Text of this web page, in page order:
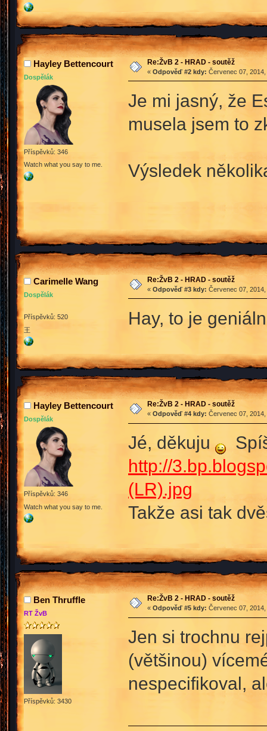
Hayley Bettencourt
Dospělák
Příspěvků: 346
Watch what you say to me.
Re:ŽvB 2 - HRAD - soutěž
« Odpověď #2 kdy: Červenec 07,
Je mi jasný, že
musela jsem to
Výsledek
Carimelle Wang
Dospělák
Příspěvků: 520
王
Re:ŽvB 2 - HRAD - soutěž
« Odpověď #3 kdy: Červenec 07,
Hay, to je
Hayley Bettencourt
Dospělák
Příspěvků: 346
Watch what you say to me.
Re:ŽvB 2 - HRAD - soutěž
« Odpověď #4 kdy: Červenec 07,
Jé, děkuju
Spíš
http://
(LR).jpg
Takže asi tak
Ben Thruffle
RT ŽvB
Příspěvků: 3430
Re:ŽvB 2 - HRAD - soutěž
« Odpověď #5 kdy: Červenec 07,
Jen si trochnu
(většinou)
nespecifikoval,